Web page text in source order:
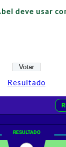
deve usar
Resultado